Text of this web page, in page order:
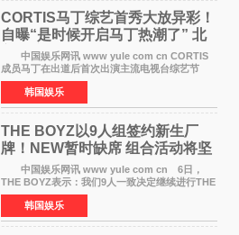
CORTIS马丁综艺首秀大放异彩！
自曝“是时候开启马丁热潮了” 北
美巡演火热进行中
中国娱乐网讯 www yule com cn CORTIS
成员马丁在出道后首次出演主流电视台综艺节
目，展现了多才多艺的魅力。 马丁出演了5日
播出的MBC《Radio Star》Fashion与Passion
之间，I&lsquo;m
韩国娱乐
THE BOYZ以9人组签约新生厂
牌！NEW暂时缺席 组合活动将坚
定不移继续
中国娱乐网讯 www yule com cn 6日，
THE BOYZ表示：我们9人一致决定继续进行THE
BOYZ组合活动，并且已经完成了组合团体活动
签约。目前正在新生厂牌下进行活动准备。尚未
离开THE BOYZ原所
韩国娱乐